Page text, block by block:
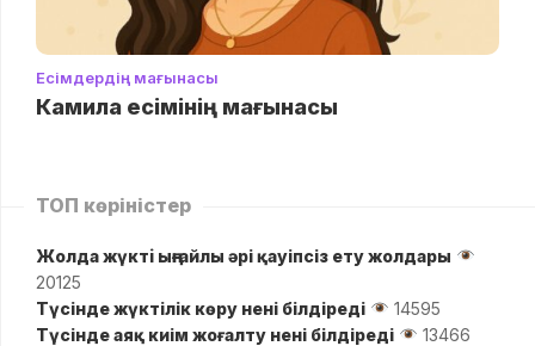
Есімдердің мағынасы
Камила есімінің мағынасы
ТОП көріністер
Жолда жүктi ыңғайлы әрі қауіпсіз ету жолдары
20125
Түсінде жүктілік көру нені білдіреді
14595
Түсінде аяқ киім жоғалту нені білдіреді
13466